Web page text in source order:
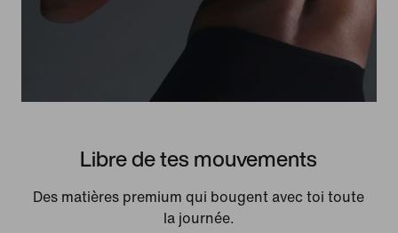
Libre de tes mouvements
Des matières premium qui bougent avec toi toute
la journée.